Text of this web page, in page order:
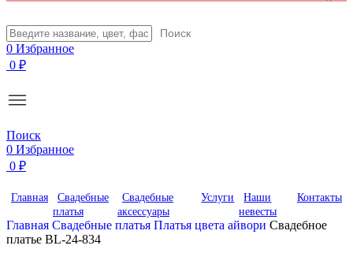
Поиск
0 Избранное
0 ₽
Поиск
0 Избранное
0 ₽
Главная
Свадебные
платья
Свадебные
аксессуары
Услуги
Наши
невесты
Контакты
Главная Свадебные платья Платья цвета айвори Свадебное
платье BL-24-834